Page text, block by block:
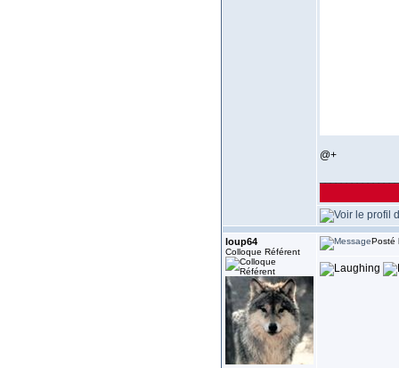
@+
loup64
Colloque Référent
Posté